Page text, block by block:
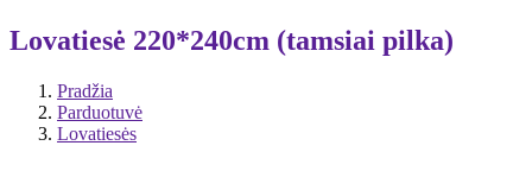
Lovatiesė 220*240cm (tamsiai pilka)
Pradžia
Parduotuvė
Lovatiesės